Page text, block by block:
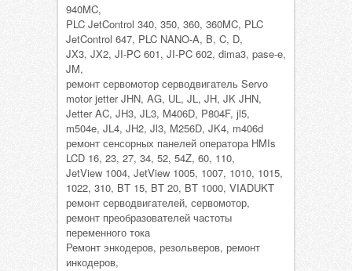
940MC,
PLC JetControl 340, 350, 360, 360MC, PLC
JetControl 647, PLC NANO-A, B, C, D,
JX3, JX2, JI-PC 601, JI-PC 602, dima3, pase-e,
JM,
ремонт сервомотор серводвигатель Servo
motor jetter JHN, AG, UL, JL, JH, JK JHN,
Jetter AC, JH3, JL3, M406D, P804F, jl5,
m504e, JL4, JH2, Jl3, M256D, JK4, m406d
ремонт сенсорных панелей оператора HMIs
LCD 16, 23, 27, 34, 52, 54Z, 60, 110,
JetView 1004, JetView 1005, 1007, 1010, 1015,
1022, 310, BT 15, BT 20, BT 1000, VIADUKT
ремонт серводвигателей, сервомотор,
ремонт преобразователей частоты
переменного тока
Ремонт энкодеров, резольверов, ремонт
инкодеров,